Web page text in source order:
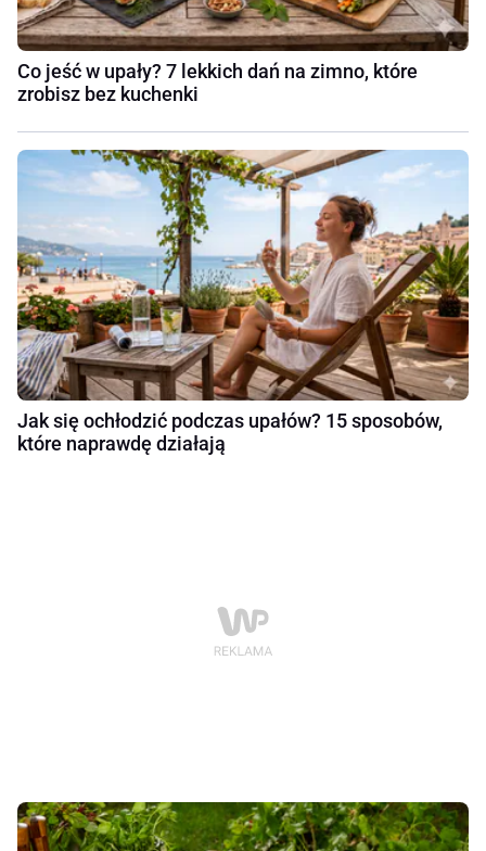
Co jeść w upały? 7 lekkich dań na zimno, które
zrobisz bez kuchenki
Jak się ochłodzić podczas upałów? 15 sposobów,
które naprawdę działają